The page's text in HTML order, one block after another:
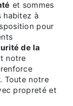
et sommes
habitez à
pour
de la
notre
Toute notre
propreté et